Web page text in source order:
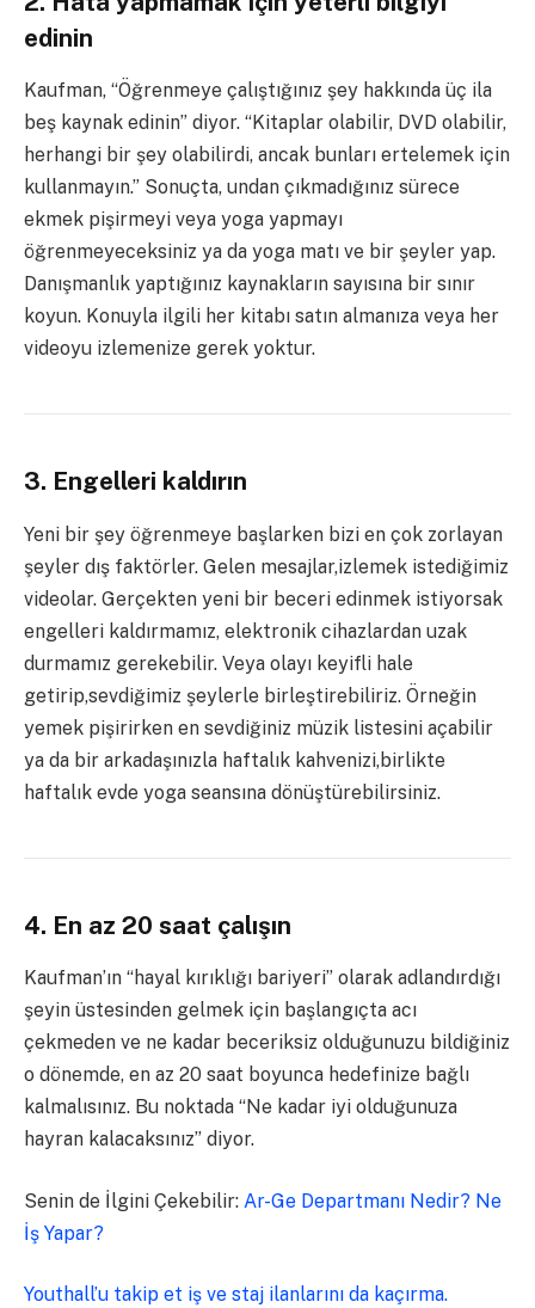
edinin
Kaufman, “Öğrenmeye çalıştığınız şey hakkında üç ila
beş kaynak edinin” diyor. “Kitaplar olabilir, DVD olabilir,
herhangi bir şey olabilirdi, ancak bunları ertelemek için
kullanmayın.” Sonuçta, undan çıkmadığınız sürece
ekmek pişirmeyi veya yoga yapmayı
öğrenmeyeceksiniz ya da yoga matı ve bir şeyler yap.
Danışmanlık yaptığınız kaynakların sayısına bir sınır
koyun. Konuyla ilgili her kitabı satın almanıza veya her
videoyu izlemenize gerek yoktur.
3. Engelleri kaldırın
Yeni bir şey öğrenmeye başlarken bizi en çok zorlayan
şeyler dış faktörler. Gelen mesajlar,izlemek istediğimiz
videolar. Gerçekten yeni bir beceri edinmek istiyorsak
engelleri kaldırmamız, elektronik cihazlardan uzak
durmamız gerekebilir. Veya olayı keyifli hale
getirip,sevdiğimiz şeylerle birleştirebiliriz. Örneğin
yemek pişirirken en sevdiğiniz müzik listesini açabilir
ya da bir arkadaşınızla haftalık kahvenizi,birlikte
haftalık evde yoga seansına dönüştürebilirsiniz.
4. En az 20 saat çalışın
Kaufman’ın “hayal kırıklığı bariyeri” olarak adlandırdığı
şeyin üstesinden gelmek için başlangıçta acı
çekmeden ve ne kadar beceriksiz olduğunuzu bildiğiniz
o dönemde, en az 20 saat boyunca hedefinize bağlı
kalmalısınız. Bu noktada “Ne kadar iyi olduğunuza
hayran kalacaksınız” diyor.
Senin de İlgini Çekebilir: Ar-Ge Departmanı Nedir? Ne
İş Yapar?
Youthall’u takip et iş ve staj ilanlarını da kaçırma.